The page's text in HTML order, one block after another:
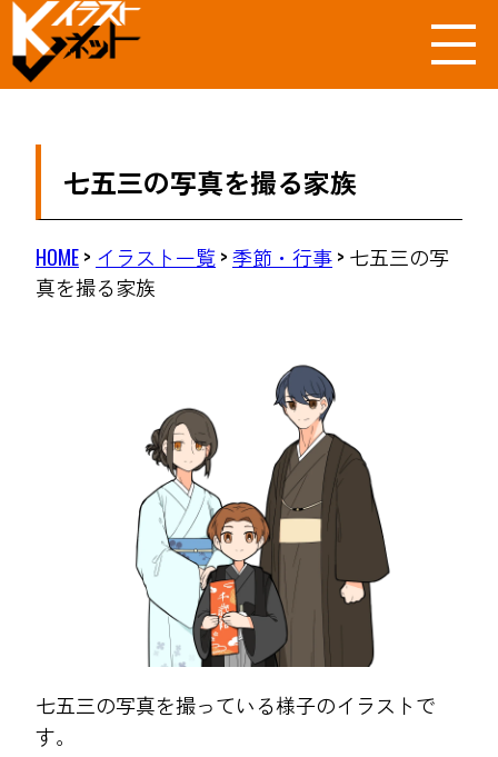
七五三の写真を撮る家族
HOME> イラスト一覧>季節・行事> 七五三の写
真を撮る家族
七五三の写真を撮っている様子のイラストで
す。